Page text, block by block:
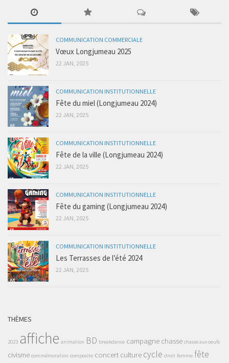
COMMUNICATION COMMERCIALE
Vœux Longjumeau 2025
22 JAN, 2025
COMMUNICATION INSTITUTIONNELLE
Fête du miel (Longjumeau 2024)
22 JAN, 2025
COMMUNICATION INSTITUTIONNELLE
Fête de la ville (Longjumeau 2024)
22 JAN, 2025
COMMUNICATION INSTITUTIONNELLE
Fête du gaming (Longjumeau 2024)
22 JAN, 2025
COMMUNICATION INSTITUTIONNELLE
Les Terrasses de l’été 2024
22 JAN, 2025
THÈMES
2023 affiche animation BD breakdance campagne chasse chasse aux oeufs
civisme commémoration composite concert culture cycle droit femme fête